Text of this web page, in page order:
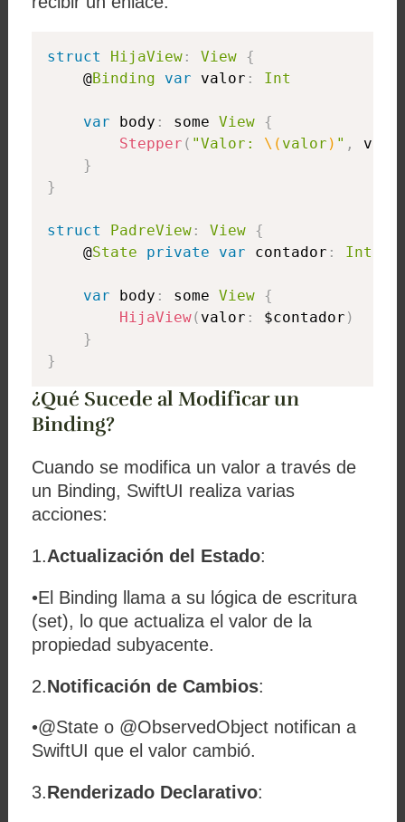
struct HijaView: View {
    @
Binding var valor : Int
var body : some View {
Stepper ( "Valor: \( valor ) " ,
}
}
struct PadreView: View {
    @
State private var contador : Int
var body : some View {
HijaView( valor : $contador )
}
}
¿Qué Sucede al Modificar un
Binding?
Cuando se modifica un valor a través de
un Binding, SwiftUI realiza varias
acciones:
1.Actualización del Estado:
•El Binding llama a su lógica de escritura
(set), lo que actualiza el valor de la
propiedad subyacente.
2.Notificación de Cambios:
•@State o @ObservedObject notifican a
SwiftUI que el valor cambió.
3.Renderizado Declarativo: